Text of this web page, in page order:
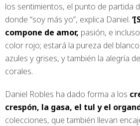
los sentimientos, el punto de partida
donde “soy más yo”, explica Daniel.
compone de amor, pasión, e
color rojo; estará la pureza del
azules y grises, y también la alegría
corales.
Daniel Robles ha dado forma a los
crespón, la gasa, el tul y el
colecciones, que también llevan